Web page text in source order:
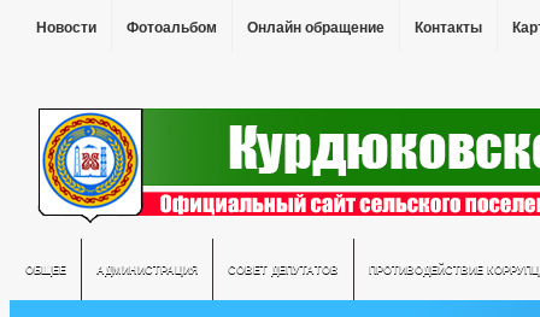
Новости Фотоальбом Онлайн обращение Контакты
ОБЩЕЕ АДМИНИСТРАЦИЯ СОВЕТ ДЕПУТАТОВ ПРОТИВОДЕЙСТВИЕ